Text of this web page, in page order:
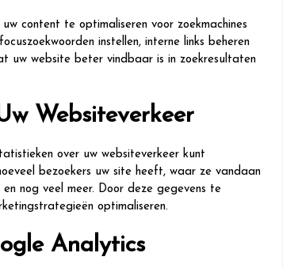
content te optimaliseren voor zoekmachines
instellen, interne links beheren
uw website beter vindbaar is in zoekresultaten
Websiteverkeer
over uw websiteverkeer kunt
bezoekers uw site heeft, waar ze vandaan
en nog veel meer. Door deze gegevens te
optimaliseren.
Analytics